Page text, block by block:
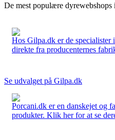
De mest populære
Hos Gilpa.dk er de specialister
direkte fra producenternes
Se udvalget på Gilpa.dk
Porcani.dk er en danskejet og
produkter. Klik her for at se